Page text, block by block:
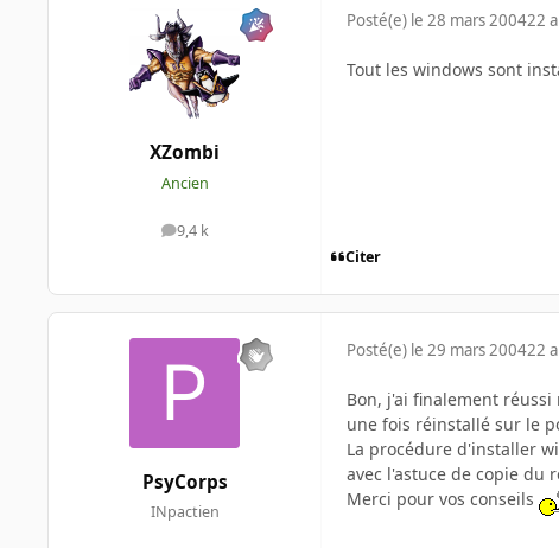
XZombi
Ancien
9,4 k
messages
Posté(e) le 28 mars 200422 a
Tout les windows sont
Citer
PsyCorps
INpactien
Posté(e) le 29 mars 200422 a
Bon, j'ai finalement
une fois réinstallé sur le
La procédure d'installer
avec l'astuce de copie du
Merci pour vos conseils